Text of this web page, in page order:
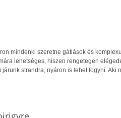
mindenki szeretne gátlások és
lehetséges, hiszen rengetegen
járunk strandra, nyáron is lehet fogyni. Aki